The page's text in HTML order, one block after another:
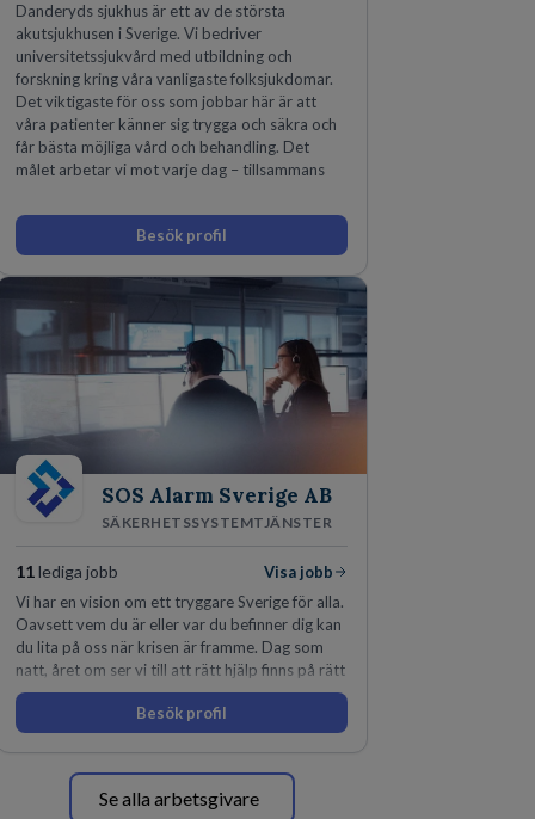
Danderyds sjukhus är ett av de största
akutsjukhusen i Sverige. Vi bedriver
universitetssjukvård med utbildning och
forskning kring våra vanligaste folksjukdomar.
Det viktigaste för oss som jobbar här är att
våra patienter känner sig trygga och säkra och
får bästa möjliga vård och behandling. Det
målet arbetar vi mot varje dag – tillsammans
Besök profil
SOS Alarm Sverige AB
SÄKERHETSSYSTEMTJÄNSTER
11lediga jobb
Visa jobb
Vi har en vision om ett tryggare Sverige för alla.
Oavsett vem du är eller var du befinner dig kan
du lita på oss när krisen är framme. Dag som
natt, året om ser vi till att rätt hjälp finns på rätt
plats i rätt tid.
Besök profil
Se alla arbetsgivare